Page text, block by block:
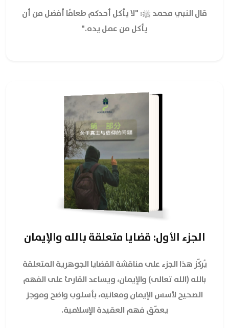
قال النبي محمد ﷺ: "لا يأكل أحدكم طعامًا أفضل من أن
يأكل من عمل يده."
الجزء الأول: قضايا متعلقة بالله والإيمان
يُركّز هذا الجزء على مناقشة القضايا الجوهرية المتعلقة
بالله (الله تعالى) والإيمان، ويساعد القارئ على الفهم
الصحيح لأسس الإيمان ومعانيه، بأسلوب واضح وموجز
يعمّق فهم العقيدة الإسلامية.